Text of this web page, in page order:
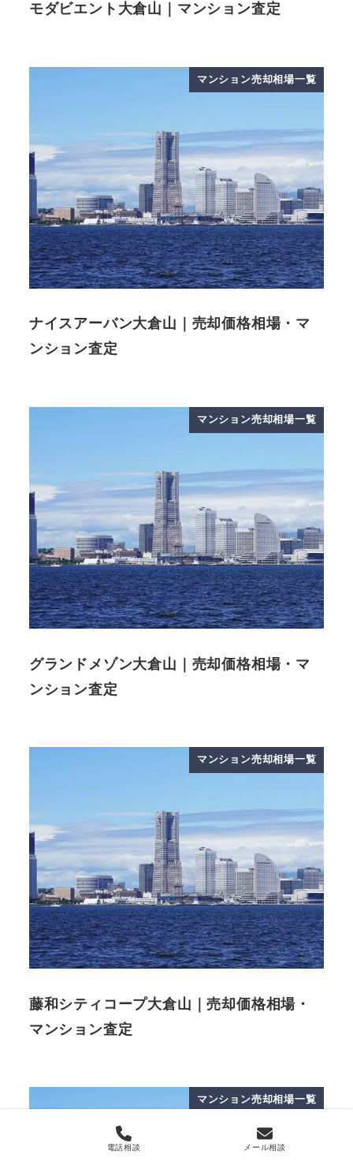
モダビエント大倉山｜マンション査定
マンション売却相場一覧
ナイスアーバン大倉山｜売却価格相場・マ
ンション査定
マンション売却相場一覧
グランドメゾン大倉山｜売却価格相場・マ
ンション査定
マンション売却相場一覧
藤和シティコープ大倉山｜売却価格相場・
マンション査定
マンション売却相場一覧
電話相談 メール相談